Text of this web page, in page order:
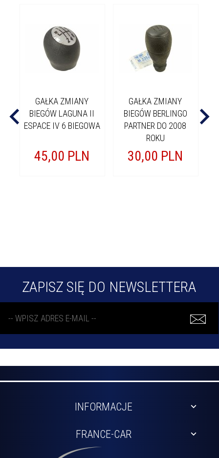
GAŁKA ZMIANY
BIEGÓW LAGUNA II
ESPACE IV 6 BIEGOWA
45,00 PLN
GAŁKA ZMIANY
BIEGÓW BERLINGO
PARTNER DO 2008
ROKU
30,00 PLN
ZAPISZ SIĘ DO NEWSLETTERA
INFORMACJE
FRANCE-CAR